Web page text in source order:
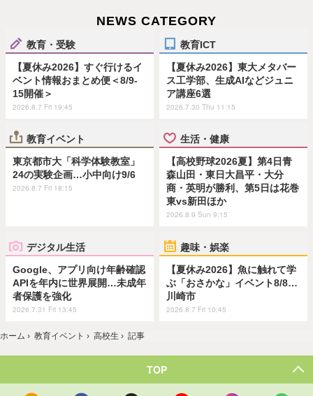
NEWS CATEGORY
教育・受験
【夏休み2026】すぐ行けるイ
ベント情報おまとめ便＜8/9-
15開催＞
2026.8.7 Fri 19:45
教育ICT
【夏休み2026】東大メタバー
ス工学部、生成AIなどジュニ
ア講座6選
2026.7.30 Thu 11:15
教育イベント
東京都市大「科学体験教室」
24の実験企画…小中向け9/6
2026.8.7 Fri 18:15
生活・健康
【高校野球2026夏】第4日青
森山田・東日大昌平・大分
商・英明が勝利、第5日は花巻
東vs新田ほか
2026.8.9 Sun 9:15
デジタル生活
Google、アプリ向け年齢確認
APIを年内に世界展開…未成年
者保護を強化
2026.7.31 Fri 13:45
趣味・娯楽
【夏休み2026】魚に触れて学
ぶ「おさかな」イベント8/8…
川崎市
2026.8.7 Fri 10:45
ホーム › 教育イベント › 高校生 › 記事
TOP